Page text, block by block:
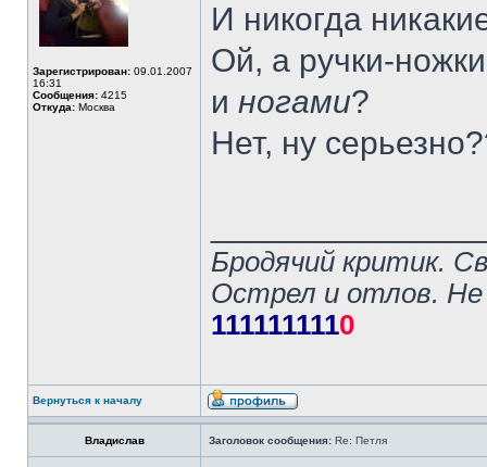
Зарегистрирован: 09.01.2007
16:31
Сообщения: 4215
Откуда: Москва
И никогда
Ой, а ручки-
и ногами?
Нет, ну
Бродячий критик.
Острел и отлов. Не
1111111110
Вернуться к началу
Владислав Заголовок сообщения: Re: Петля